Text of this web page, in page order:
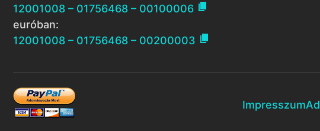
12001008 – 01756468 – 00100006 
euróban:
12001008 – 01756468 – 00200003 
Impresszum